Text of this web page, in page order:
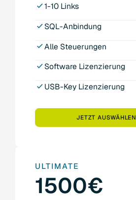
1-10 Links
SQL-Anbindung
Alle Steuerungen
Software Lizenzierung
USB-Key Lizenzierung
JETZT AUSWÄHLEN
ULTIMATE
1500€